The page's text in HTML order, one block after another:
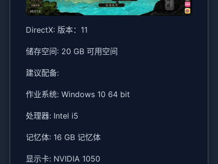
DirectX: 版本：11
储存空间: 20 GB 可用空间
建议配备:
作业系统: Windows 10 64 bit
处理器: Intel i5
记忆体: 16 GB 记忆体
显示卡: NVIDIA 1050